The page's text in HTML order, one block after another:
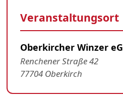
Veranstaltungsort
Oberkircher Winzer eG
Renchener Straße 42
77704 Oberkirch